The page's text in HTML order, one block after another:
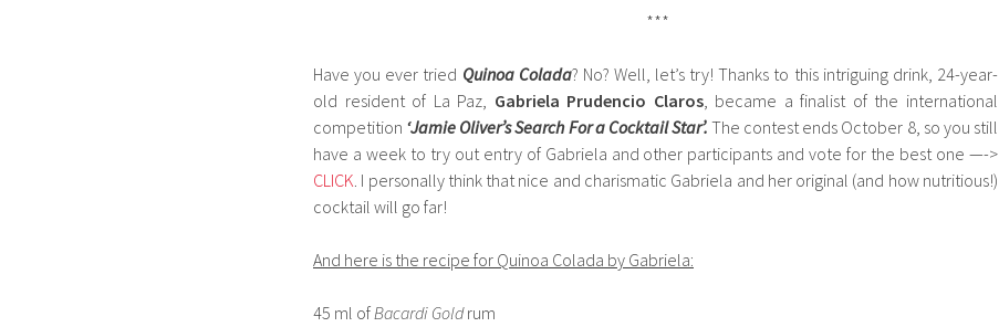
***
Have you ever tried Quinoa Colada? No? Well, let’s try! Thanks to this intriguing drink, 24-year-
old resident of La Paz, Gabriela Prudencio Claros, became a finalist of the international
competition ‘Jamie Oliver’s Search For a Cocktail Star’.The contest ends October 8, so you still
have a week to try out entry of Gabriela and other participants and vote for the best one —->
CLICK. I personally think that nice and charismatic Gabriela and her original (and how nutritious!)
cocktail will go far!
And here is the recipe for Quinoa Colada by Gabriela:
45 ml ofBacardi Goldrum